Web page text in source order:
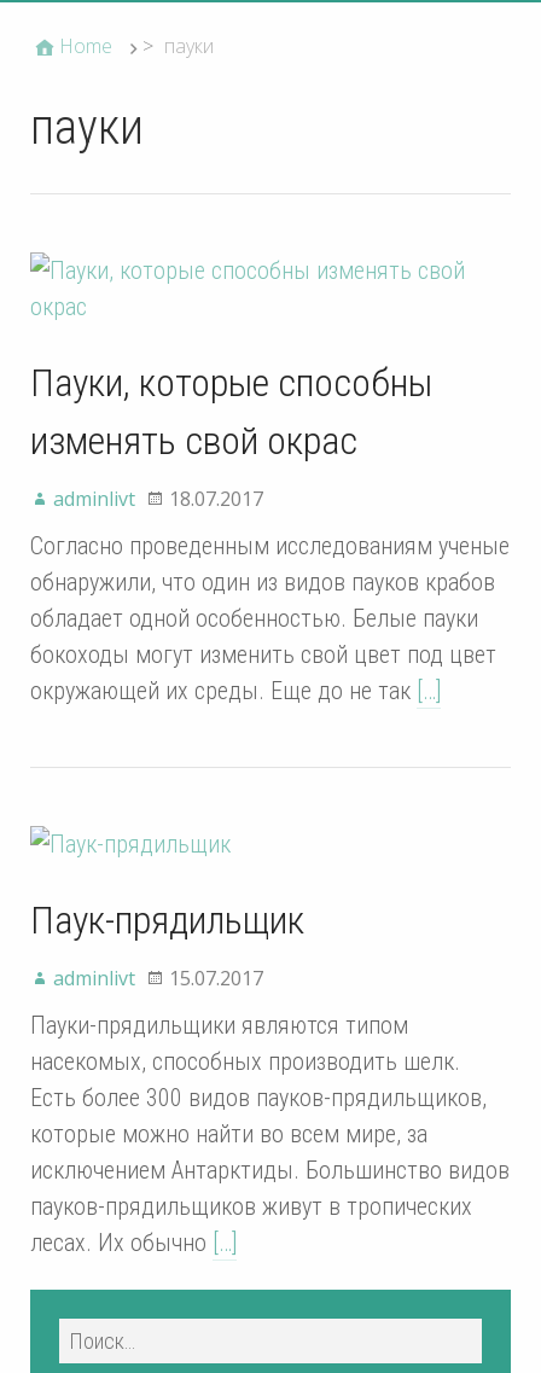
Home > пауки
пауки
Пауки, которые способны
изменять свой окрас
adminlivt 18.07.2017
Согласно проведенным исследованиям ученые
обнаружили, что один из видов пауков крабов
обладает одной особенностью. Белые пауки
бокоходы могут изменить свой цвет под цвет
окружающей их среды. Еще до не так […]
Паук-прядильщик
adminlivt 15.07.2017
Пауки-прядильщики являются типом
насекомых, способных производить шелк.
Есть более 300 видов пауков-прядильщиков,
которые можно найти во всем мире, за
исключением Антарктиды. Большинство видов
пауков-прядильщиков живут в тропических
лесах. Их обычно […]